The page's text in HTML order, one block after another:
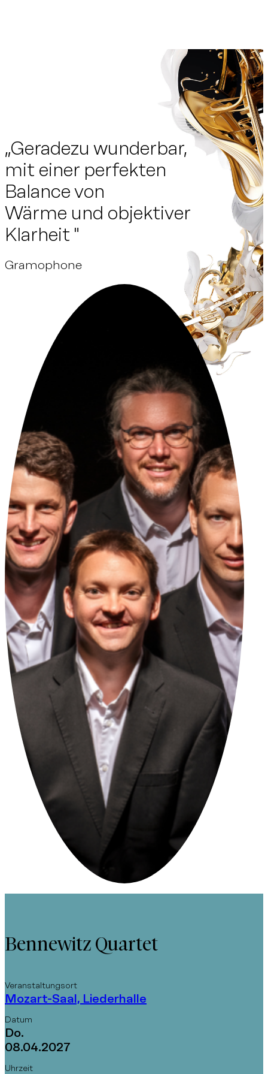
„Geradezu wunderbar,
mit einer perfekten
Balance von
Wärme und objektiver
Klarheit "
Gramophone
Bennewitz Quartet
Veranstaltungsort
Mozart-Saal, Liederhalle
Datum
Do.
08.04.2027
Uhrzeit